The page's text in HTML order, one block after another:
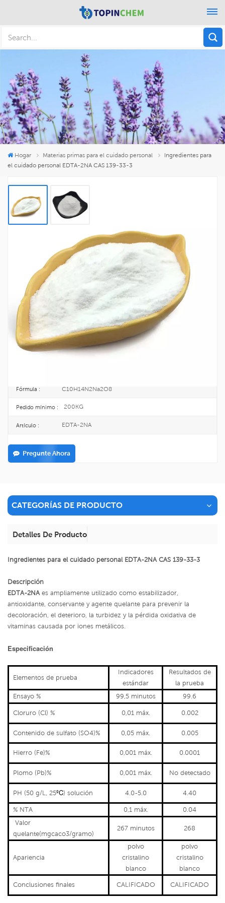
Hogar Materias primas para el cuidado personal
Ingredientes para
el cuidado personal EDTA-2NA CAS 139-33-3
Ingredientes Para El Cuidado Personal
EDTA-2NA CAS 139-33-3
Como aditivo alimentario, EDTA-2NA se usa ampliamente como
estabilizador, antioxidante, conservante y agente quelante.
No CAS. : 139-33-3
EINECS : 205-358-3
Paquete : 25KG/BAG
Marca : TOPINCHEM®
Fórmula : C10H14N2Na2O8
Pedido mínimo : 200KG
Artículo : EDTA-2NA
Pregunte Ahora
CATEGORÍAS DE PRODUCTO
Detalles De Producto
Ingredientes para el cuidado personal EDTA-2NA CAS 139-33-3
Descripción
EDTA-2NAes ampliamente utilizado como estabilizador,
antioxidante, conservante y agente quelante para prevenir la
decoloración, el deterioro, la turbidez y la pérdida oxidativa de
vitaminas causada por iones metálicos.
Especificación
Elementos de prueba
Indicadores
estándar
Resultados de
la prueba
Ensayo %
99,5 minutos 99.6
Cloruro (Cl) % 0,01 máx. 0.002
Contenido de sulfato (SO4)% 0,05 máx. 0.005
Hierro (Fe)% 0,001 máx. 0.0001
Plomo (Pb)% 0,001 máx. No detectado
PH (50 g/L, 25ºC) solución 4.0-5.0 4.40
% NTA 0,1 máx.
0.04
Valor
quelante(mgcaco3/gramo)
267 minutos 268
Apariencia
polvo
cristalino
blanco
polvo
cristalino
blanco
Conclusiones finales CALIFICADO CALIFICADO